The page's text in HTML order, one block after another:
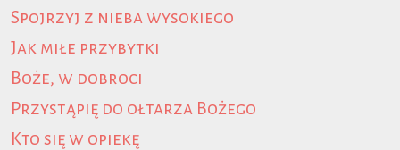
Spojrzyj z nieba wysokiego
Jak miłe przybytki
Boże, w dobroci
Przystąpię do ołtarza Bożego
Kto się w opiekę